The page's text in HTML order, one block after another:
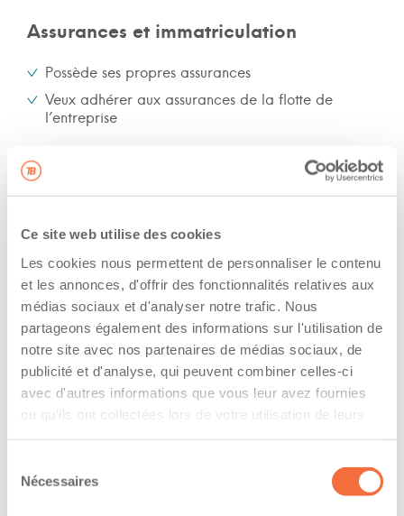
Ce site web utilise des cookies
Les cookies nous permettent de personnaliser le contenu
et les annonces, d'offrir des fonctionnalités relatives aux
médias sociaux et d'analyser notre trafic. Nous
partageons également des informations sur l'utilisation de
notre site avec nos partenaires de médias sociaux, de
publicité et d'analyse, qui peuvent combiner celles-ci
avec d'autres informations que vous leur avez fournies
ou qu'ils ont collectées lors de votre utilisation de leurs
Nécessaires
Assurances et immatriculation
Possède ses propres assurances
Veux adhérer aux assurances de la flotte de
l’entreprise
The driver hold a driving licence from:
quebec
Has a vehicle registered in the following
province:
quebec
Diplômes et certifications
Formations / certifications - Système d'information
sur les marchandises dangereuses utilisées au
permis de conduire